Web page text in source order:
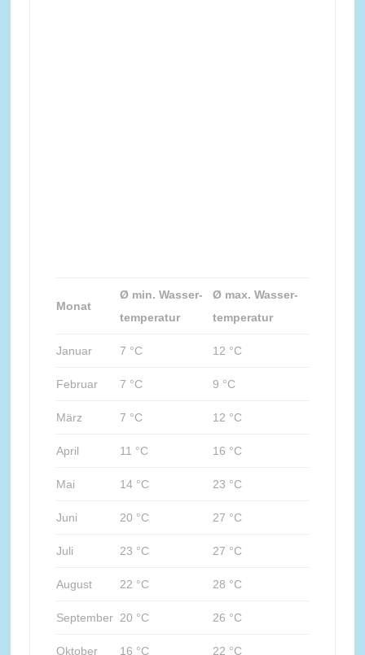
Monat
Ø min. Wasser-
temperatur
Ø max. Wasser-
temperatur
Januar 7 °C 12 °C
Februar 7 °C 9 °C
März 7 °C 12 °C
April 11 °C 16 °C
Mai 14 °C 23 °C
Juni 20 °C 27 °C
Juli 23 °C 27 °C
August 22 °C 28 °C
September 20 °C 26 °C
Oktober 16 °C 22 °C